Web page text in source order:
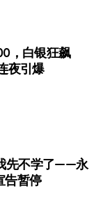
，白银狂飙
夜引爆
先不学了——永
告暂停